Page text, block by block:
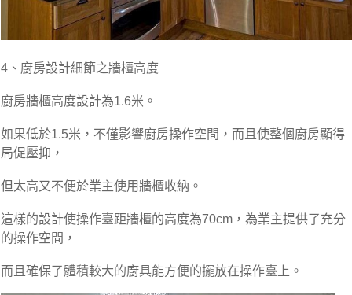
4、廚房設計細節之牆櫃高度
廚房牆櫃高度設計為1.6米。
如果低於1.5米，不僅影響廚房操作空間，而且使整個廚房顯得
局促壓抑，
但太高又不便於業主使用牆櫃收納。
這樣的設計使操作臺距牆櫃的高度為70cm，為業主提供了充分
的操作空間，
而且確保了體積較大的廚具能方便的擺放在操作臺上。